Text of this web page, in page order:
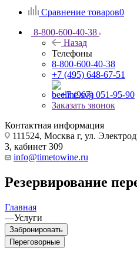
Сравнение товаров0
8-800-600-40-38
Назад
Телефоны
8-800-600-40-38
+7 (495) 648-67-51
+7 (967) 051-95-90
Заказать звонок
Контактная информация
111524, Москва г, ул.
3, кабинет 309
info@timetowine.ru
Резервирование
Главная
—Услуги
Забронировать
Переговорные